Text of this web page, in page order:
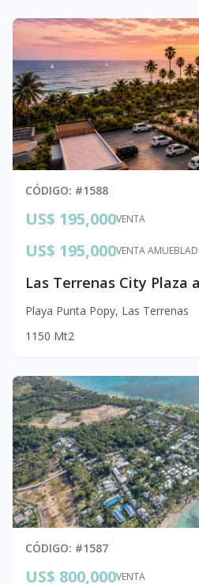
CÓDIGO: #1588
VENTA
US$ 195,000
VENTA
US$ 195,000
Las Terrenas City Plaza
Playa Punta Popy, Las Terrenas
1 1 50 Mt2
CÓDIGO: #1587
VENTA
US$ 800,000